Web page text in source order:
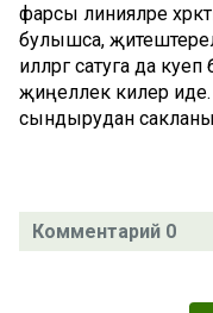
фарсы линияләре
булышса,
илләргә сатуга да
җиңеллек килер иде.
сындырудан
Комментарий 0